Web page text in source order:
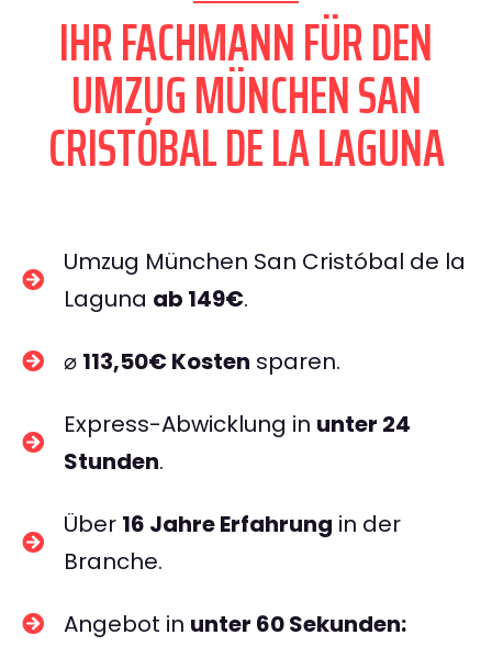
IHR FACHMANN FÜR DEN
UMZUG MÜNCHEN SAN
CRISTÓBAL DE LA LAGUNA
Umzug München San Cristóbal de la
Laguna ab 149€.
⌀ 113,50€ Kosten sparen.
Express-Abwicklung in unter 24
Stunden.
Über 16 Jahre Erfahrung in der
Branche.
Angebot in unter 60 Sekunden: